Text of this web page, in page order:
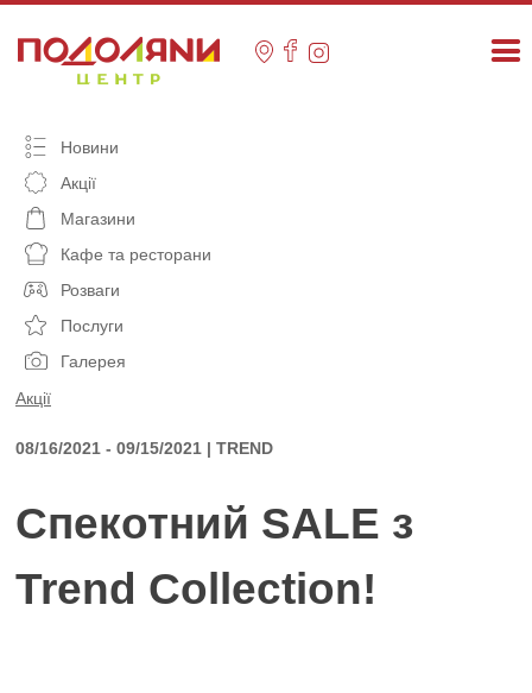
content
Новини
Акції
Магазини
Кафе та ресторани
Розваги
Послуги
Галерея
Акції
08/16/2021 - 09/15/2021 | TREND
Спекотний SALE з
Trend Сollection!